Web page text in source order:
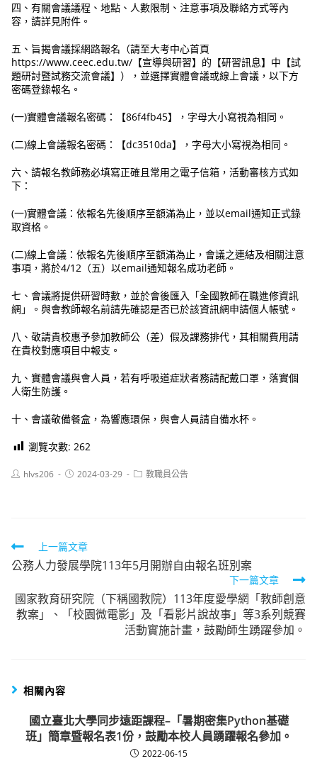
四、有關會議議程、地點、人數限制、注意事項及聯絡方式等內
容，請詳見附件。
五、旨揭會議採網路報名（請至大考中心首頁
https://www.ceec.edu.tw/【宣導與研習】的【研習訊息】中【試
題研討暨試務交流會議】），並選擇實體會議或線上會議，以下方
密碼登錄報名。
(一)實體會議報名密碼：【86f4fb45】，字母大小寫視為相同。
(二)線上會議報名密碼：【dc3510da】，字母大小寫視為相同。
六、請報名教師務必填寫正確且常用之電子信箱，活動審核方式如
下：
(一)實體會議：依報名先後順序至額滿為止，並以email通知正式錄
取資格。
(二)線上會議：依報名先後順序至額滿為止，會議之連結及相關注意
事項，將於4/12（五）以email通知報名成功老師。
七、會議將提供研習時數，並於會後匯入「全國教師在職進修資訊
網」。與會教師報名前請先確認是否已於該資訊網申請個人帳號。
八、敬請貴校惠予參加教師公（差）假及課務排代，其相關費用請
在貴校對應項目中報支。
九、實體會議與會人員，若有呼吸道症狀者務請配戴口罩，落實個
人衛生防護。
十、會議敬備餐盒，為響應環保，與會人員請自備水杯。
瀏覽次數: 262
Posthlvs206
Post2024-03-29
Post教職員公告
Read
more
articles
上一篇文章
公務人力發展學院113年5月開辦自由報名班別案
下一篇文章
國家教育研究院（下稱國教院）113年度愛學網「教師創意
教案」、「校園微電影」及「看影片說故事」等3系列競賽
活動實施計畫，鼓勵師生踴躍參加。
相關內容
國立臺北大學同步遠距課程–「暑期密集Python基礎
班」簡章暨報名表1份，鼓勵本校人員踴躍報名參加。
2022-06-15